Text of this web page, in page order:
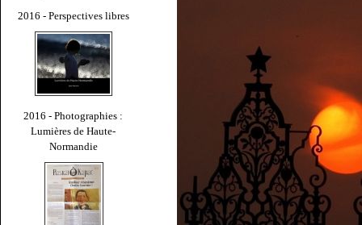
2016 - Perspectives libres
2016 - Photographies :
Lumières de Haute-
Normandie